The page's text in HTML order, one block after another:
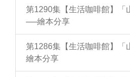
第1290集【生活咖啡館】「
──繪本分享
第1286集【生活咖啡館】
繪本分享